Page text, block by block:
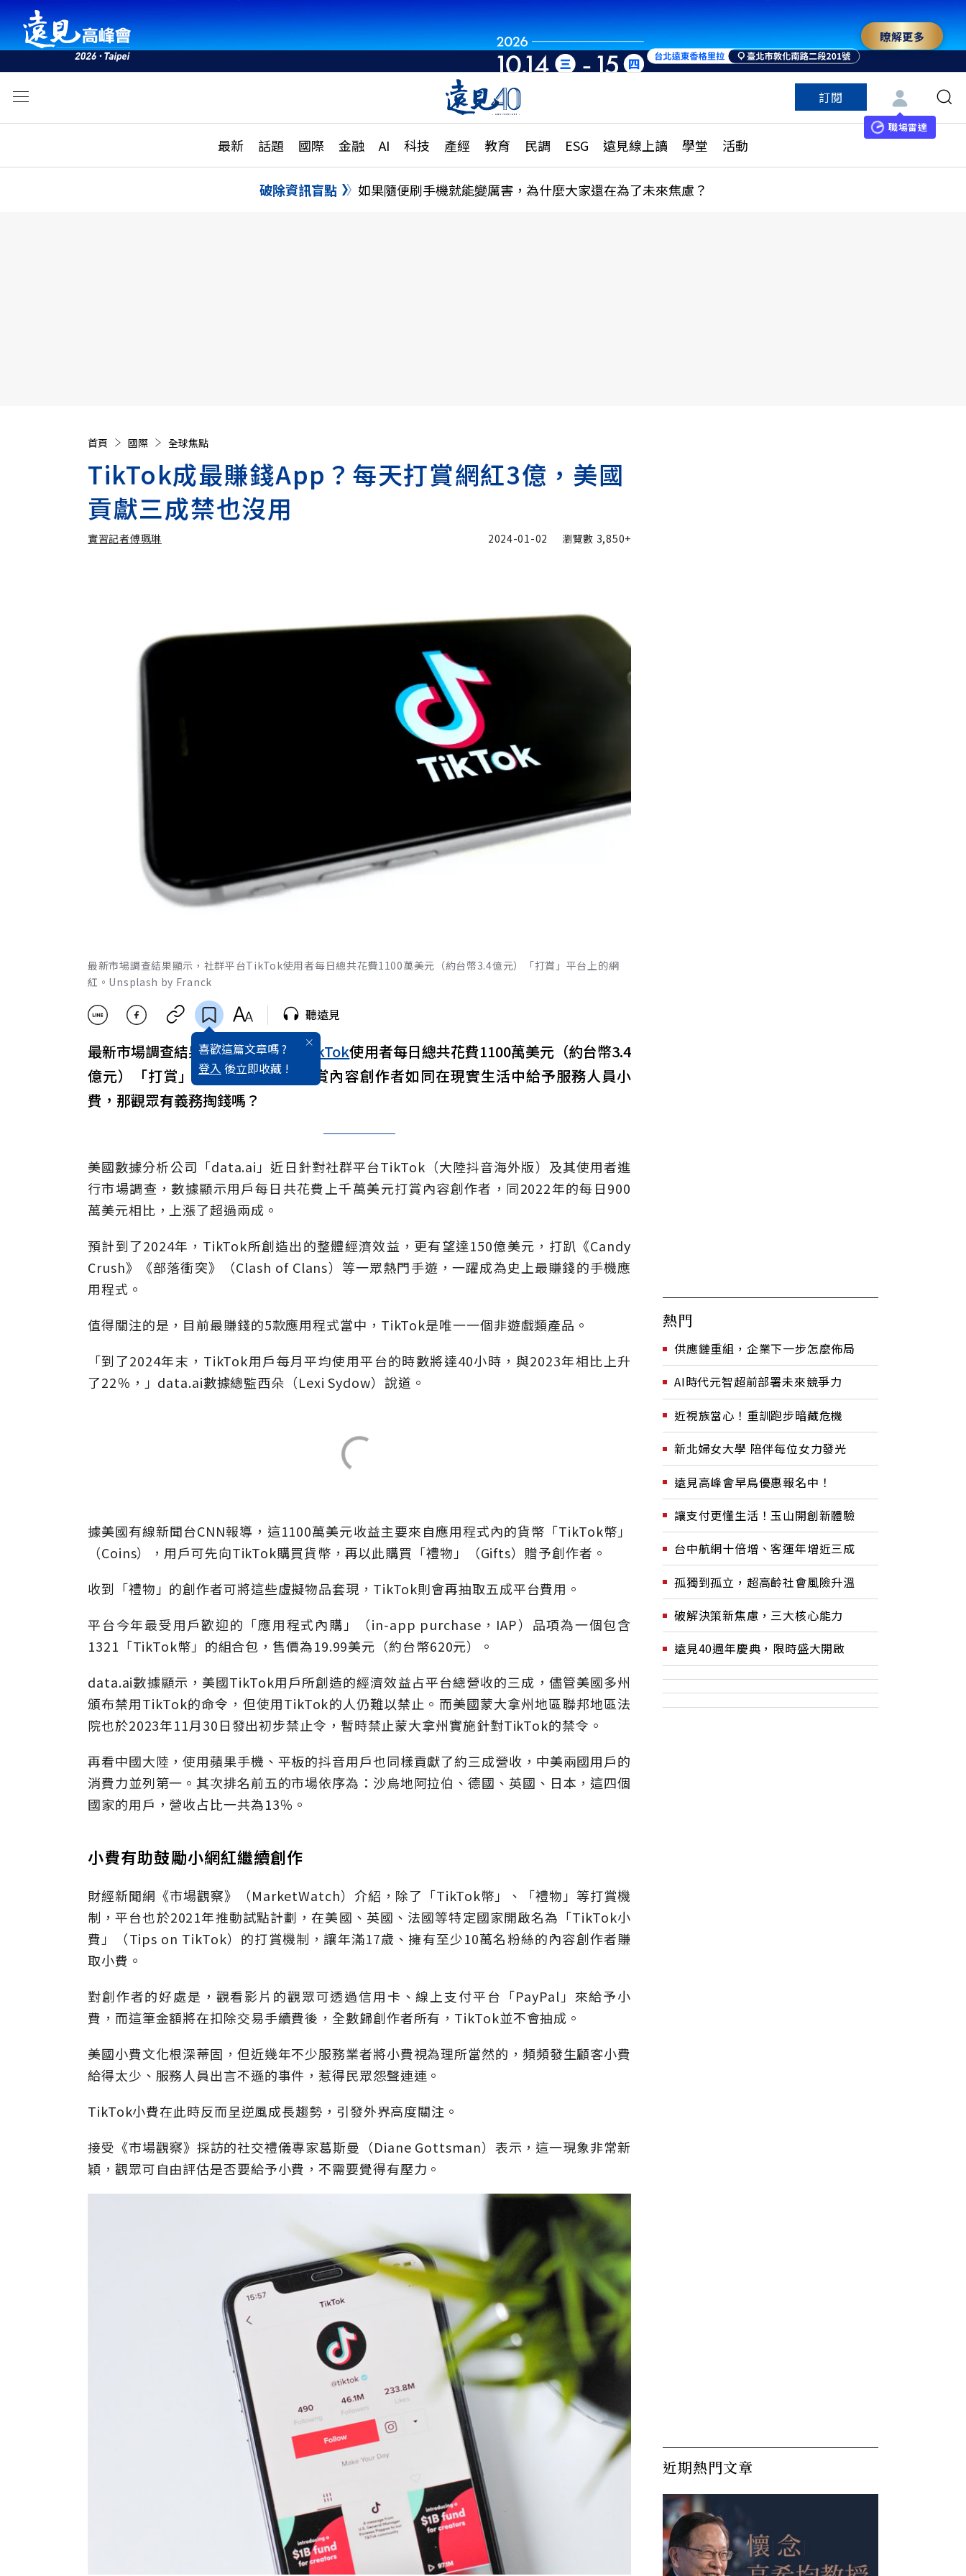
世界重組・洞見未來 與世界領袖同行
瞭解更多
訂閱
職場雷達
最新 話題 國際 金融 AI 科技 產經 教育 民調 ESG 遠見線上讀 學堂 活動
活動
話題
國際
特輯
大學升學、職涯攻略
縣市施政調查全解析
更多訂閱方案
特色頻道
破除資訊盲點 如果隨便刷手機就能變厲害，為什麼大家還在為了未來焦慮？
首頁 國際 全球焦點
TikTok成最賺錢App？每天打賞網紅3億，美國
貢獻三成禁也沒用
實習記者傅珮琳 2024-01-02 瀏覽數 3,850+
最新市場調查結果顯示，社群平台TikTok使用者每日總共花費1100萬美元（約台幣3.4億元）「打賞」平台上的網
紅。Unsplash by Franck
喜歡這篇文章嗎 ?
登入 後立即收藏 !
聽遠見
最新市場調查結果顯示，社群平台 TikTok使用者每日總共花費1100萬美元（約台幣3.4
億元）「打賞」平台上的網紅 。打賞內容創作者如同在現實生活中給予服務人員小
費，那觀眾有義務掏錢嗎？
美國數據分析公司「data.ai」近日針對社群平台TikTok（大陸抖音海外版）及其使用者進
行市場調查，數據顯示用戶每日共花費上千萬美元打賞內容創作者，同2022年的每日900
萬美元相比，上漲了超過兩成。
預計到了2024年，TikTok所創造出的整體經濟效益，更有望達150億美元，打趴《Candy
Crush》《部落衝突》（Clash of Clans）等一眾熱門手遊，一躍成為史上最賺錢的手機應
用程式。
值得關注的是，目前最賺錢的5款應用程式當中，TikTok是唯一一個非遊戲類產品。
「到了2024年末，TikTok用戶每月平均使用平台的時數將達40小時，與2023年相比上升
了22％，」data.ai數據總監西朵（Lexi Sydow）說道。
據美國有線新聞台CNN報導，這1100萬美元收益主要來自應用程式內的貨幣「TikTok幣」
（Coins），用戶可先向TikTok購買貨幣，再以此購買「禮物」（Gifts）贈予創作者。
收到「禮物」的創作者可將這些虛擬物品套現，TikTok則會再抽取五成平台費用。
平台今年最受用戶歡迎的「應用程式內購」（in-app purchase，IAP）品項為一個包含
1321「TikTok幣」的組合包，售價為19.99美元（約台幣620元）。
data.ai數據顯示，美國TikTok用戶所創造的經濟效益占平台總營收的三成，儘管美國多州
頒布禁用TikTok的命令，但使用TikTok的人仍難以禁止。而美國蒙大拿州地區聯邦地區法
院也於2023年11月30日發出初步禁止令，暫時禁止蒙大拿州實施針對TikTok的禁令。
再看中國大陸，使用蘋果手機、平板的抖音用戶也同樣貢獻了約三成營收，中美兩國用戶的
消費力並列第一。其次排名前五的市場依序為：沙烏地阿拉伯、德國、英國、日本，這四個
國家的用戶，營收占比一共為13％。
小費有助鼓勵小網紅繼續創作
財經新聞網《市場觀察》（MarketWatch）介紹，除了「TikTok幣」、「禮物」等打賞機
制，平台也於2021年推動試點計劃，在美國、英國、法國等特定國家開啟名為「TikTok小
費」（Tips on TikTok）的打賞機制，讓年滿17歲、擁有至少10萬名粉絲的內容創作者賺
取小費。
對創作者的好處是，觀看影片的觀眾可透過信用卡、線上支付平台「PayPal」來給予小
費，而這筆金額將在扣除交易手續費後，全數歸創作者所有，TikTok並不會抽成。
美國小費文化根深蒂固，但近幾年不少服務業者將小費視為理所當然的，頻頻發生顧客小費
給得太少、服務人員出言不遜的事件，惹得民眾怨聲連連。
TikTok小費在此時反而呈逆風成長趨勢，引發外界高度關注。
接受《市場觀察》採訪的社交禮儀專家葛斯曼（Diane Gottsman）表示，這一現象非常新
穎，觀眾可自由評估是否要給予小費，不需要覺得有壓力。
熱門
供應鏈重組，企業下一步怎麼佈局
AI時代元智超前部署未來競爭力
近視族當心！重訓跑步暗藏危機
新北婦女大學 陪伴每位女力發光
遠見高峰會早鳥優惠報名中！
讓支付更懂生活！玉山開創新體驗
台中航網十倍增、客運年增近三成
孤獨到孤立，超高齡社會風險升溫
破解決策新焦慮，三大核心能力
遠見40週年慶典，限時盛大開啟
近期熱門文章